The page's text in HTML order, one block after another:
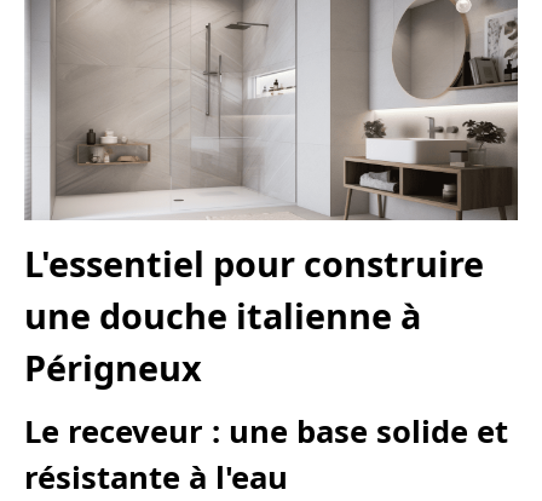
L'essentiel pour construire
une douche italienne à
Périgneux
Le receveur : une base solide et
résistante à l'eau